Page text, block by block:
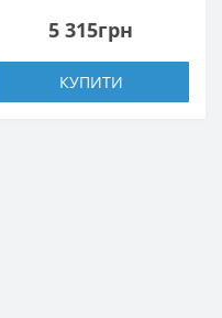
5 315грн
КУПИТИ